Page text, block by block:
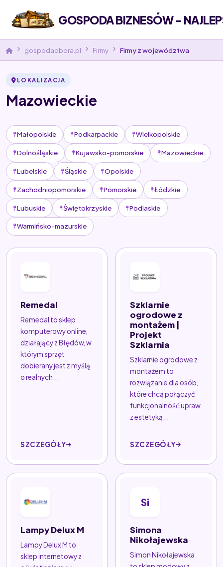
GOSPODA BIZNESÓW -
gospodaobora.pl Firmy Firmy z województwa
LOKALIZACJA
Mazowieckie
Małopolskie Podkarpackie Wielkopolskie
Dolnośląskie Kujawsko-pomorskie Mazowieckie
Lubelskie Śląskie Opolskie
Zachodniopomorskie Pomorskie Łódzkie
Lubuskie Świętokrzyskie Podlaskie
Warmińsko-mazurskie
Remedal
Remedal to sklep
komputerowy online,
działający z Błędów, w
którym sprzęt
dobierany jest z myślą
o realnych...
SZCZEGÓŁY
Szklarnie
ogrodowe z
montażem |
Projekt
Szklarnia
Szklarnie ogrodowe z
montażem to
rozwiązanie dla osób,
które chcą połączyć
funkcjonalność upraw
z estetyką...
SZCZEGÓŁY
Lampy Delux M
Lampy Delux M to
sklep internetowy z
Si
Simona
Nikołajewska
Simon Nikołajewska